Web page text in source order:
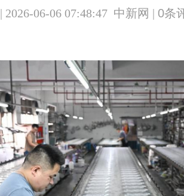
| 2026-06-06 07:48:47 中新网 | 0条